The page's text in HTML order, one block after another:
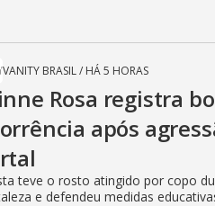
VANITY BRASIL/ HÁ 5 HORAS
Rosa registra
após
teve o rosto atingido por copo
e defendeu medidas